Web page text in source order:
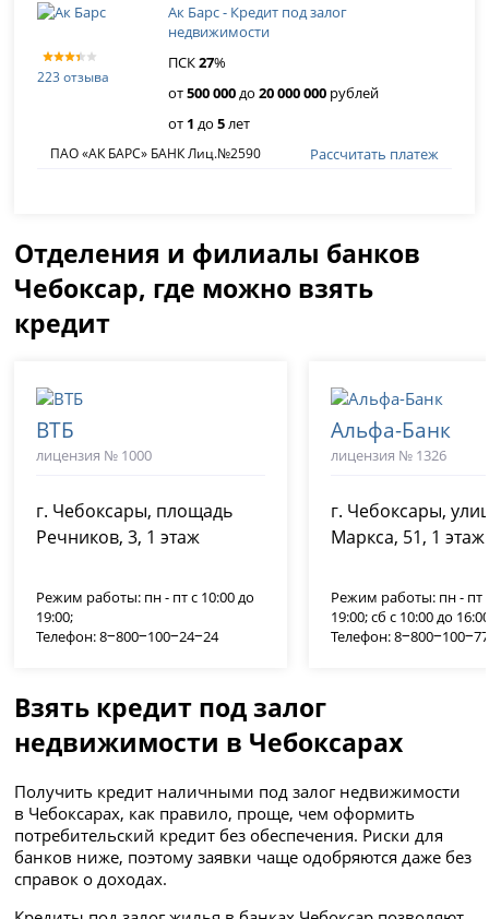
223 отзыва
Ак Барс - Кредит под залог
недвижимости
ПСК27%
от500 000до20 000 000 рублей
от 1 до5лет
ПАО «АК БАРС» БАНК Лиц.№2590 Рассчитать платеж
Отделения и филиалы банков
Чебоксар, где можно взять
кредит
ВТБ
лицензия № 1000
г. Чебоксары, площадь
Речников, 3, 1 этаж
Режим работы: пн - пт с 10:00 до
19:00;
Телефон: 8‒800‒100‒24‒24
Альфа-Банк
лицензия № 1326
г. Чебоксары,
Маркса, 51, 1 этаж
Режим работы: пн - пт
19:00; сб с 10:00 до
Телефон:
Взять кредит под залог
недвижимости в Чебоксарах
Получить кредит наличными под залог недвижимости
в Чебоксарах, как правило, проще, чем оформить
потребительский кредит без обеспечения. Риски для
банков ниже, поэтому заявки чаще одобряются даже без
справок о доходах.